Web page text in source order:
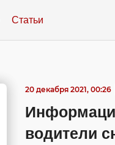
Статьи
20 декабря 2021, 00:26
водители